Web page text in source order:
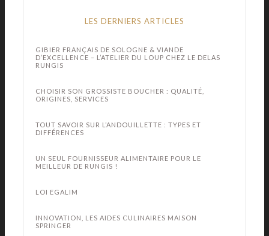
LES DERNIERS ARTICLES
GIBIER FRANÇAIS DE SOLOGNE & VIANDE
D’EXCELLENCE – L’ATELIER DU LOUP CHEZ LE DELAS
RUNGIS
CHOISIR SON GROSSISTE BOUCHER : QUALITÉ,
ORIGINES, SERVICES
TOUT SAVOIR SUR L’ANDOUILLETTE : TYPES ET
DIFFÉRENCES
UN SEUL FOURNISSEUR ALIMENTAIRE POUR LE
MEILLEUR DE RUNGIS !
LOI EGALIM
INNOVATION, LES AIDES CULINAIRES MAISON
SPRINGER